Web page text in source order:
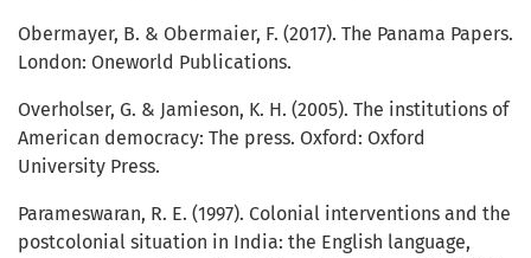
Obermayer, B. & Obermaier, F. (2017). The Panama Papers.
London: Oneworld Publications.
Overholser, G. & Jamieson, K. H. (2005). The institutions of
American democracy: The press. Oxford: Oxford
University Press.
Parameswaran, R. E. (1997). Colonial interventions and the
postcolonial situation in India: the English language,